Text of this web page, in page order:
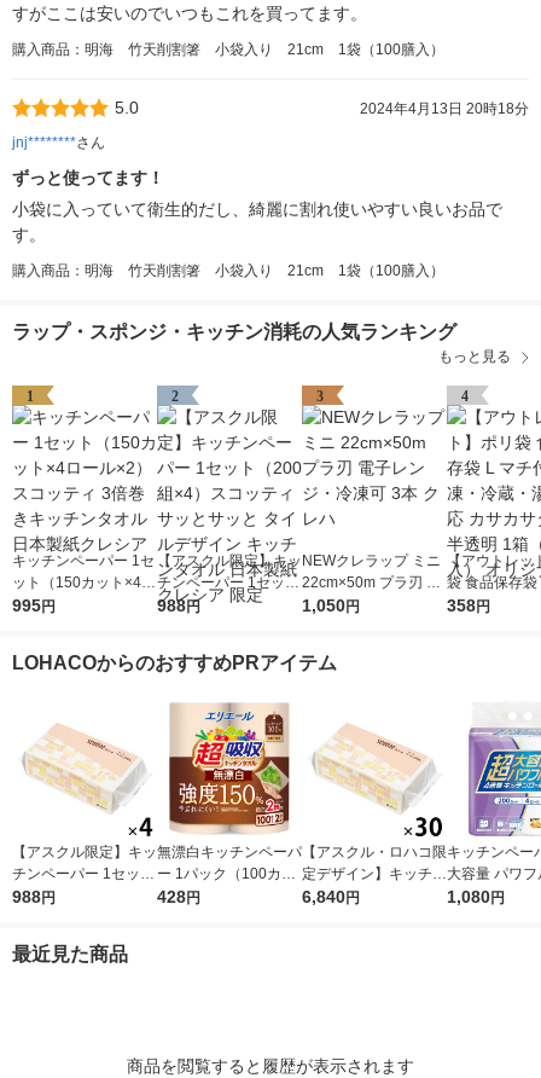
すがここは安いのでいつもこれを買ってます。
購入商品：明海 竹天削割箸 小袋入り 21cm 1袋（100膳入）
5.0
2024年4月13日 20時18分
jnj********さん
ずっと使ってます！
小袋に入っていて衛生的だし、綺麗に割れ使いやすい良いお品で
す。
購入商品：明海 竹天削割箸 小袋入り 21cm 1袋（100膳入）
ラップ・スポンジ・キッチン消耗の人気ランキング
もっと見る
1
キッチンペーパー 1セ
ット（150カット×4ロ
ール×2） スコッティ
995円
2
【アスクル限定】キッ
チンペーパー 1セット
（200組×4）スコッテ
タオル 日本製紙クレ
988円
3
NEWクレラップ ミニ
22cm×50m プラ刃 電
子レンジ・冷凍可 3本
1,050円
4
【アウトレッ
袋 食品保存袋
付 冷凍・冷蔵
358円
LOHACOからのおすすめPRアイテム
【アスクル限定】キッ
チンペーパー 1セット
（200組×4）スコッテ
タオル 日本製紙クレ
988円
無漂白キッチンペーパ
ー 1パック（100カッ
ト×2ロール）超吸収
428円
【アスクル・ロハコ限
定デザイン】キッチン
ペーパー スコッティ
6,840円
キッチンペー
大容量 パワ
巻 キッチン
1,080円
最近見た商品
商品を閲覧すると履歴が表示されます